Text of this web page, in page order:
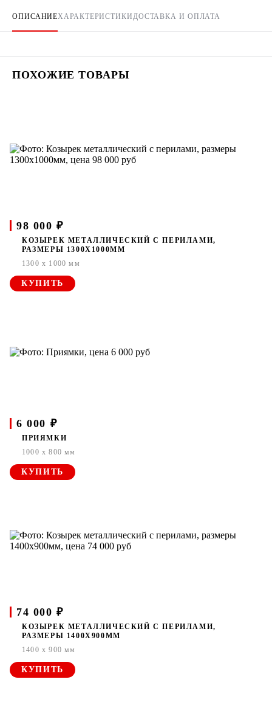
ОПИСАНИЕХАРАКТЕРИСТИКИДОСТАВКА И ОПЛАТА
ПОХОЖИЕ ТОВАРЫ
98 000 ₽
КОЗЫРЕК МЕТАЛЛИЧЕСКИЙ С ПЕРИЛАМИ,
РАЗМЕРЫ 1300Х1000ММ
1300 x 1000 мм
КУПИТЬ
6 000 ₽
ПРИЯМКИ
1000 x 800 мм
КУПИТЬ
74 000 ₽
КОЗЫРЕК МЕТАЛЛИЧЕСКИЙ С ПЕРИЛАМИ,
РАЗМЕРЫ 1400Х900ММ
1400 x 900 мм
КУПИТЬ